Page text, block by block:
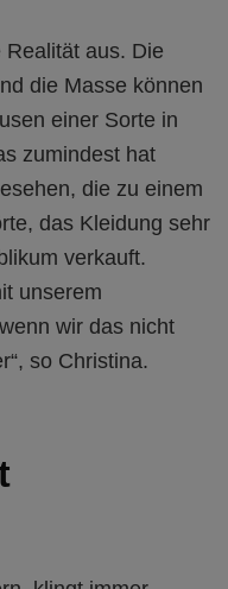
aus. Die
die Masse können
einer Sorte in
zumindest hat
die zu einem
das Kleidung sehr
verkauft.
unserem
wir das nicht
so Christina.